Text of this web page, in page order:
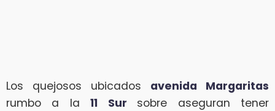
Los quejosos ubicados avenida Margaritas
rumbo a la11 Sur sobre aseguran tener